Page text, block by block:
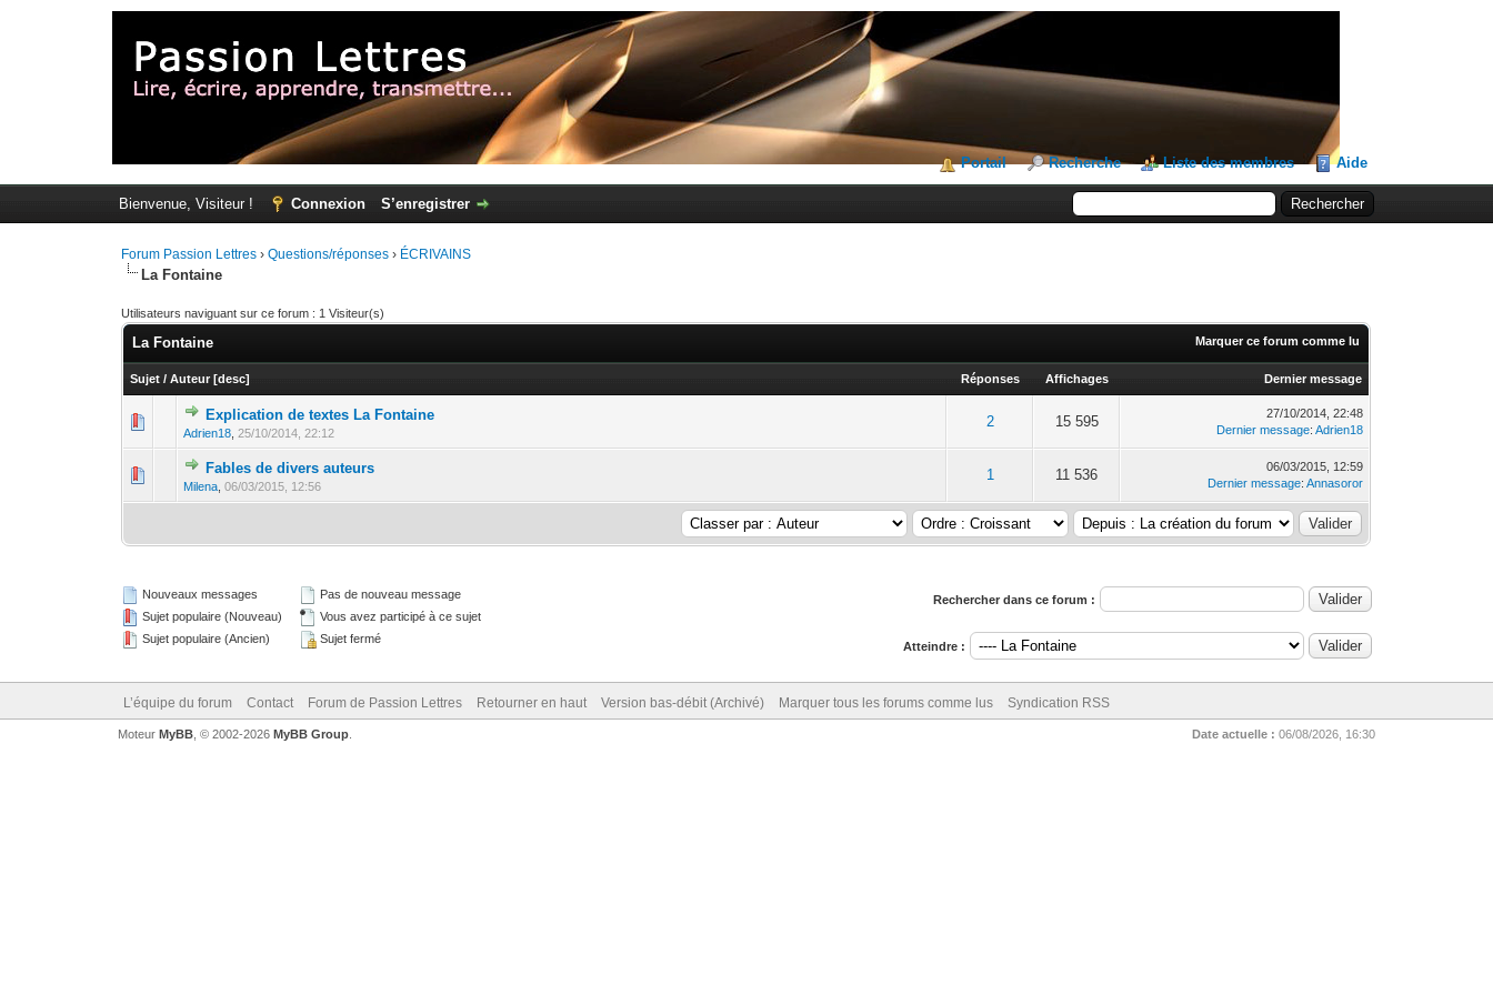
Portail Recherche Liste des membres Aide
Bienvenue, Visiteur ! Connexion S’enregistrer
Forum Passion Lettres ›Questions/réponses › ÉCRIVAINS
La Fontaine
Utilisateurs naviguant sur ce forum : 1 Visiteur(s)
Marquer ce forum comme lu
La Fontaine
Sujet /Auteur [desc] Réponses Affichages Dernier message
Explication de textes La Fontaine
Adrien18 ,25/10/2014, 22:12
2 15 595
27/10/2014, 22:48
Dernier message:Adrien18
Fables de divers auteurs
Milena ,06/03/2015, 12:56
1 11 536
06/03/2015, 12:59
Dernier message:Annasoror
Nouveaux messages
Sujet populaire (Nouveau)
Sujet populaire (Ancien)
Pas de nouveau message
Vous avez participé à ce sujet
Sujet fermé
Rechercher dans ce forum :
Atteindre :
L’équipe du forum Contact Forum de Passion Lettres Retourner en haut Version bas-débit (Archivé) Marquer tous les forums comme lus Syndication RSS
Date actuelle : 06/08/2026, 16:30
Moteur MyBB, © 2002-2026 MyBB Group.